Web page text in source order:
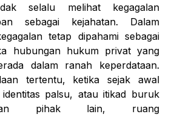
selalu melihat kegagalan
sebagai kejahatan. Dalam
tetap dipahami sebagai
hubungan hukum privat yang
dalam ranah keperdataan.
tertentu, ketika sejak awal
palsu, atau itikad buruk
pihak lain, ruang